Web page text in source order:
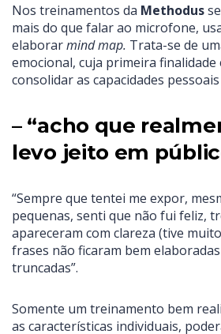
Nos treinamentos da Methodus
mais do que falar ao microfone,
elaborarmind map. Trata-se de
emocional, cuja primeira finalidade
consolidar as capacidades
– “acho que
levo jeito em
“Sempre que tentei me expor,
pequenas, senti que não fui feliz,
apareceram com clareza (tive
frases não ficaram bem
truncadas”.
Somente um treinamento bem
as características individuais,